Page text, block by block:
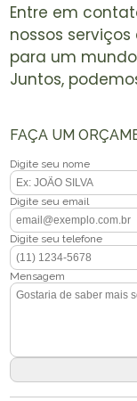
Entre em
nossos
para um
Juntos,
FAÇA UM
Digite seu nome
Digite seu email
Digite seu telefone
Mensagem